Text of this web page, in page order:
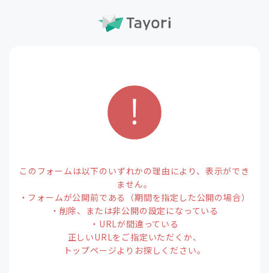
このフォームは以下のいずれかの理由により、表示ができ
ません。
・フォームが公開前である（期間を指定した公開の場合）
・削除、または非公開の設定になっている
・URLが間違っている
正しいURLをご指定いただくか、
トップページよりお探しください。